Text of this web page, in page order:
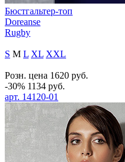
Бюстгальтер-топ
Doreanse
Rugby
S M L XL XXL
Розн. цена 1620 руб.
-30% 1134 руб.
арт. 14120-01